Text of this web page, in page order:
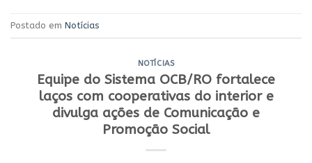
Postado em Notícias
NOTÍCIAS
Equipe do Sistema OCB/RO fortalece
laços com cooperativas do interior e
divulga ações de Comunicação e
Promoção Social